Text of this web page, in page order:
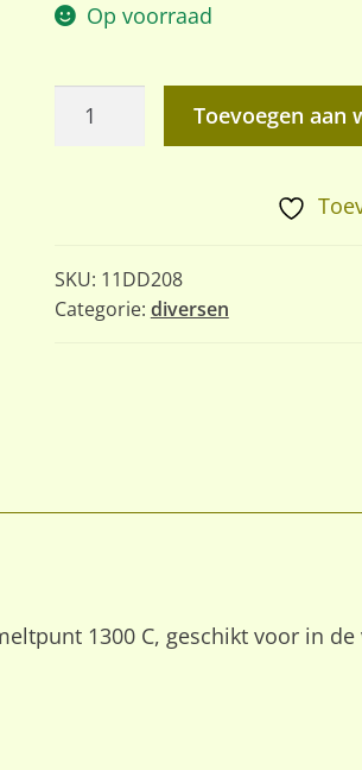
Op voorraad
Toevoegen aan
SKU: 11DD208
Categorie: diversen
1300 C, geschikt voor in de